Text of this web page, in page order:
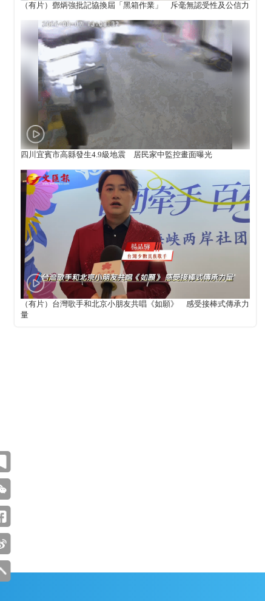
（有片）鄧炳強批記協換屆「黑箱作業」 斥毫無認受性及公信力
四川宜賓市高縣發生4.9級地震 居民家中監控畫面曝光
（有片）台灣歌手和北京小朋友共唱《如願》 感受接棒式傳承力
量